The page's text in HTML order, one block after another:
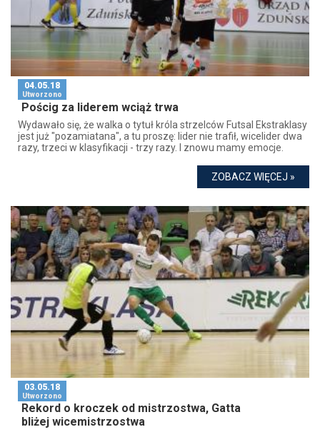
04.05.18
Utworzono
Pościg za liderem wciąż trwa
Wydawało się, że walka o tytuł króla strzelców Futsal Ekstraklasy
jest już "pozamiatana", a tu proszę: lider nie trafił, wicelider dwa
razy, trzeci w klasyfikacji - trzy razy. I znowu mamy emocje.
ZOBACZ WIĘCEJ »
03.05.18
Utworzono
Rekord o kroczek od mistrzostwa, Gatta
bliżej wicemistrzostwa